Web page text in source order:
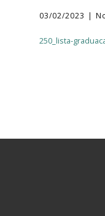
03/02/2023
250_lista-